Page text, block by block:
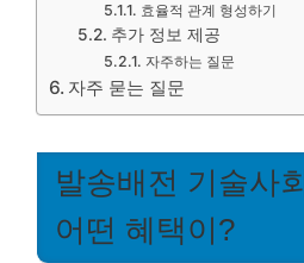
효율적 관계 형성하기
추가 정보 제공
자주하는 질문
자주 묻는 질문
발송배전 기술사
어떤 혜택이?